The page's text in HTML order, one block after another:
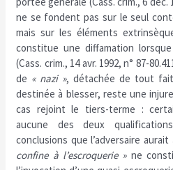
ne se fondent pas sur le seul
mais sur les éléments
constitue une diffamation
(Cass. crim., 14 avr. 1992, n° 87-
de « nazi », détachée de tout
destinée à blesser, reste une
cas rejoint le tiers-terme :
aucune des deux
conclusions que l’adversaire aurait
confine à l’escroquerie »ne